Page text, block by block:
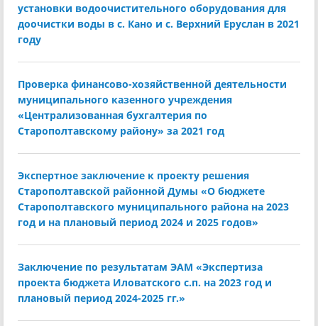
установки водоочистительного оборудования для
доочистки воды в с. Кано и с. Верхний Еруслан в 2021
году
Проверка финансово-хозяйственной деятельности
муниципального казенного учреждения
«Централизованная бухгалтерия по
Старополтавскому району» за 2021 год
Экспертное заключение к проекту решения
Старополтавской районной Думы «О бюджете
Старополтавского муниципального района на 2023
год и на плановый период 2024 и 2025 годов»
Заключение по результатам ЭАМ «Экспертиза
проекта бюджета Иловатского с.п. на 2023 год и
плановый период 2024-2025 гг.»